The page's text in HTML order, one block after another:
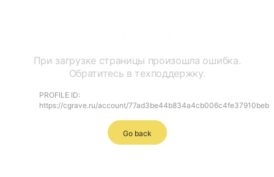
При загрузке страницы произошла ошибка.
Обратитесь в техподдержку.
PROFILE ID:
https://cgrave.ru/account/77ad3be44b834a4cb006c4fe37910beb
Go back